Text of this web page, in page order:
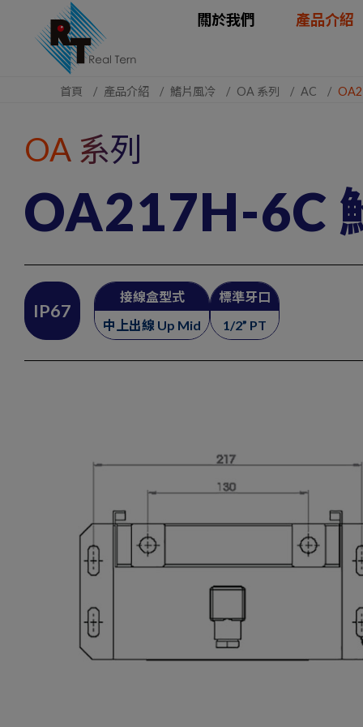
關於我們 產品介紹
首頁 產品介紹 鰭片風冷 OA 系列 AC
OA 系列
OA217H-6C
IP67
接線盒型式
中上出線 Up Mid
標準牙口
1/2” PT
Cookie管理面板